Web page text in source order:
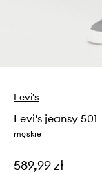
Levi's
Levi's jeansy 501
męskie
589,99 zł